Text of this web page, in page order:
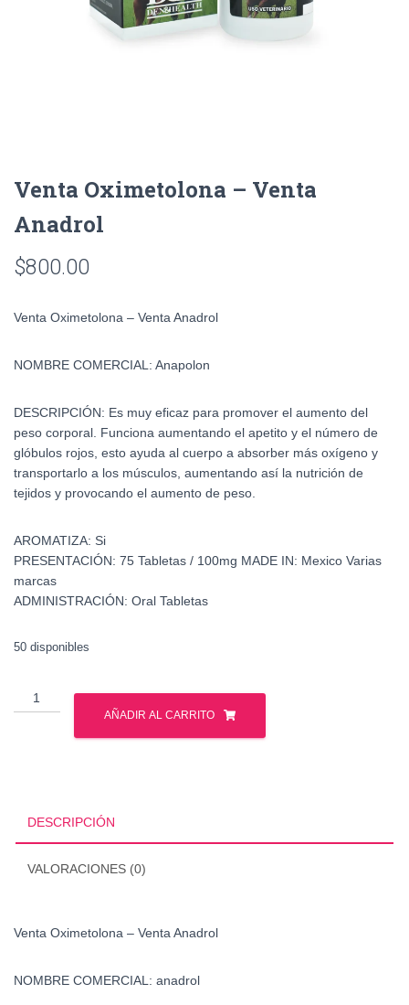
Venta Oximetolona – Venta
Anadrol
$800.00
Venta Oximetolona – Venta Anadrol
NOMBRE COMERCIAL: Anapolon
DESCRIPCIÓN: Es muy eficaz para promover el aumento del
peso corporal. Funciona aumentando el apetito y el número de
glóbulos rojos, esto ayuda al cuerpo a absorber más oxígeno y
transportarlo a los músculos, aumentando así la nutrición de
tejidos y provocando el aumento de peso.
AROMATIZA: Si
PRESENTACIÓN: 75 Tabletas / 100mg MADE IN: Mexico Varias
marcas
ADMINISTRACIÓN: Oral Tabletas
50 disponibles
Venta
Oximetolona
AÑADIR AL CARRITO
DESCRIPCIÓN
VALORACIONES (0)
Venta Oximetolona – Venta Anadrol
NOMBRE COMERCIAL: anadrol